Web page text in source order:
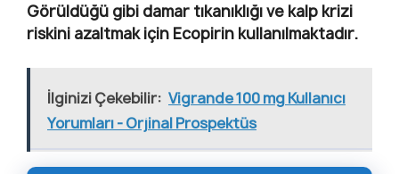
Görüldüğü gibi damar tıkanıklığı ve kalp krizi
riskini azaltmak için Ecopirin kullanılmaktadır.
İlginizi Çekebilir: Vigrande 100 mg Kullanıcı
Yorumları - Orjinal Prospektüs